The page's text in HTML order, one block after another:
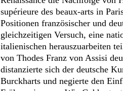
supérieure des beaux-arts in
Positionen französischer und
gleichzeitigen Versuch, eine
italienischen herauszuarbeiten
von Thodes Franz von Assisi
distanzierte sich der deutsche
Burckharts und negierte den